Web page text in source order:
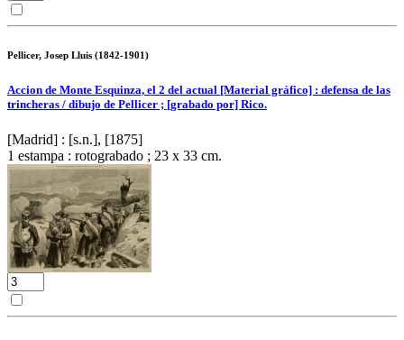
Pellicer, Josep Lluis (1842-1901)
Accion de Monte Esquinza, el 2 del actual [Material gráfico] : defensa de las
trincheras / dibujo de Pellicer ; [grabado por] Rico.
[Madrid] : [s.n.], [1875]
1 estampa : rotograbado ; 23 x 33 cm.